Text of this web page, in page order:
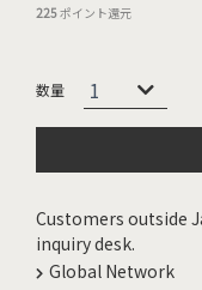
225ポイント還元
Customers outside
inquiry desk.
Global Network